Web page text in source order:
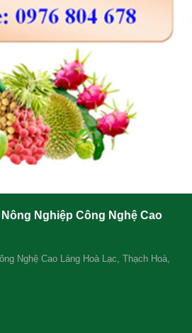
Nghiệp Công Nghệ Cao
Nghệ Cao Láng Hoà Lạc, Thạch Hoà,